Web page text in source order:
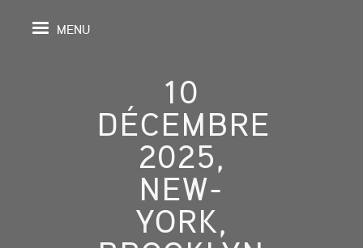
MENU
10
DÉCEMBRE
2025,
NEW-
YORK,